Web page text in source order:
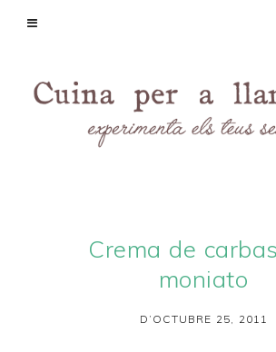
Crema de
moniato
D’OCTUBRE 25, 2011